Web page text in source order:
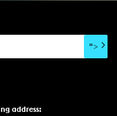
">
address: